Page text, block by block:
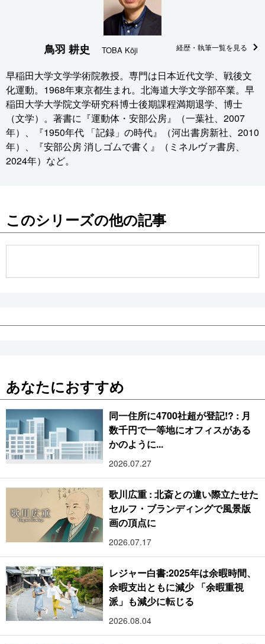
鳥羽 耕史 TOBA Kōji 経歴・執筆一覧を見る
早稲田大学文学学術院教授。専門は日本近代文学、戦後文
化運動。1968年東京都生まれ。北海道大学文学部卒業。早
稲田大学大学院文学研究科博士後期課程満期退学、博士
（文学）。著書に『運動体・安部公房』（一葉社、2007
年）、『1950年代 「記録」の時代』（河出書房新社、2010
年）、『安部公房 消しゴムで書く』（ミネルヴァ書房、
2024年）など。
このシリーズの他の記事
あなたにおすすめ
同一住所に4700社超が登記!? : 月
数千円で一等地にオフィスがある
かのように...
2026.07.27
歌川広重 : 北斎との違い際立たせた
セルフ・ブランディングで風景版
画の頂点に
2026.07.17
レジャー白書:2025年は余暇時間、
余暇支出ともに減少 「余暇重視
派」も減少に転じる
2026.08.04